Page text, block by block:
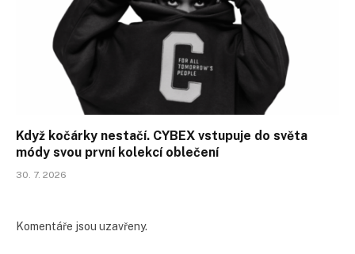
Když kočárky nestačí. CYBEX vstupuje do světa
módy svou první kolekcí oblečení
30. 7. 2026
Komentáře jsou uzavřeny.